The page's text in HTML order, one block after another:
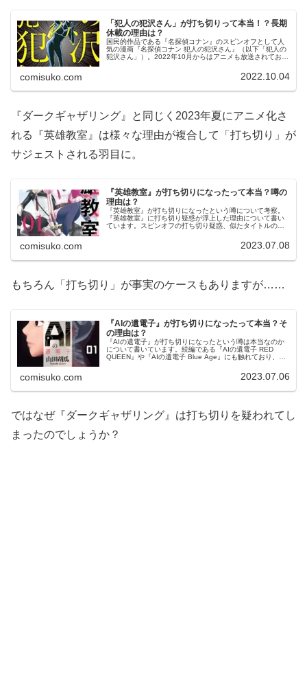
「犯人の犯沢さん」が打ち切りって本当！？長期
休載の理由は？
国民的作品である『名探偵コナン』のスピンオフとして人
気の漫画『名探偵コナン 犯人の犯沢さん』（以下「犯人の
犯沢さん」）。2022年10月からはアニメも放送されてお
comisuko.com 2022.10.04
『ダークギャザリング』と同じく2023年夏にアニメ化さ
れる『英雄教室』は様々な理由が複合して「打ち切り」が
サジェストされる羽目に。
『英雄教室』が打ち切りになったって本当？噂の
理由は？
『英雄教室』が打ち切りになったという噂について考察。
『英雄教室』に打ち切り疑惑が浮上した理由について書い
ています。スピンオフの打ち切り疑惑、似たタイトルの作
comisuko.com 2023.07.08
もちろん「打ち切り」が事実のケースもありますが……
『AIの遺電子』が打ち切りになったって本当？そ
の理由は？
『AIの遺電子』が打ち切りになったという噂は本当なのか
について書いています。続編である『AIの遺電子 RED
QUEEN』や『AIの遺電子 Blue Age』にも触れており、
comisuko.com 2023.07.06
ではなぜ『ダークギャザリング』は打ち切りを疑われてし
まったのでしょうか？